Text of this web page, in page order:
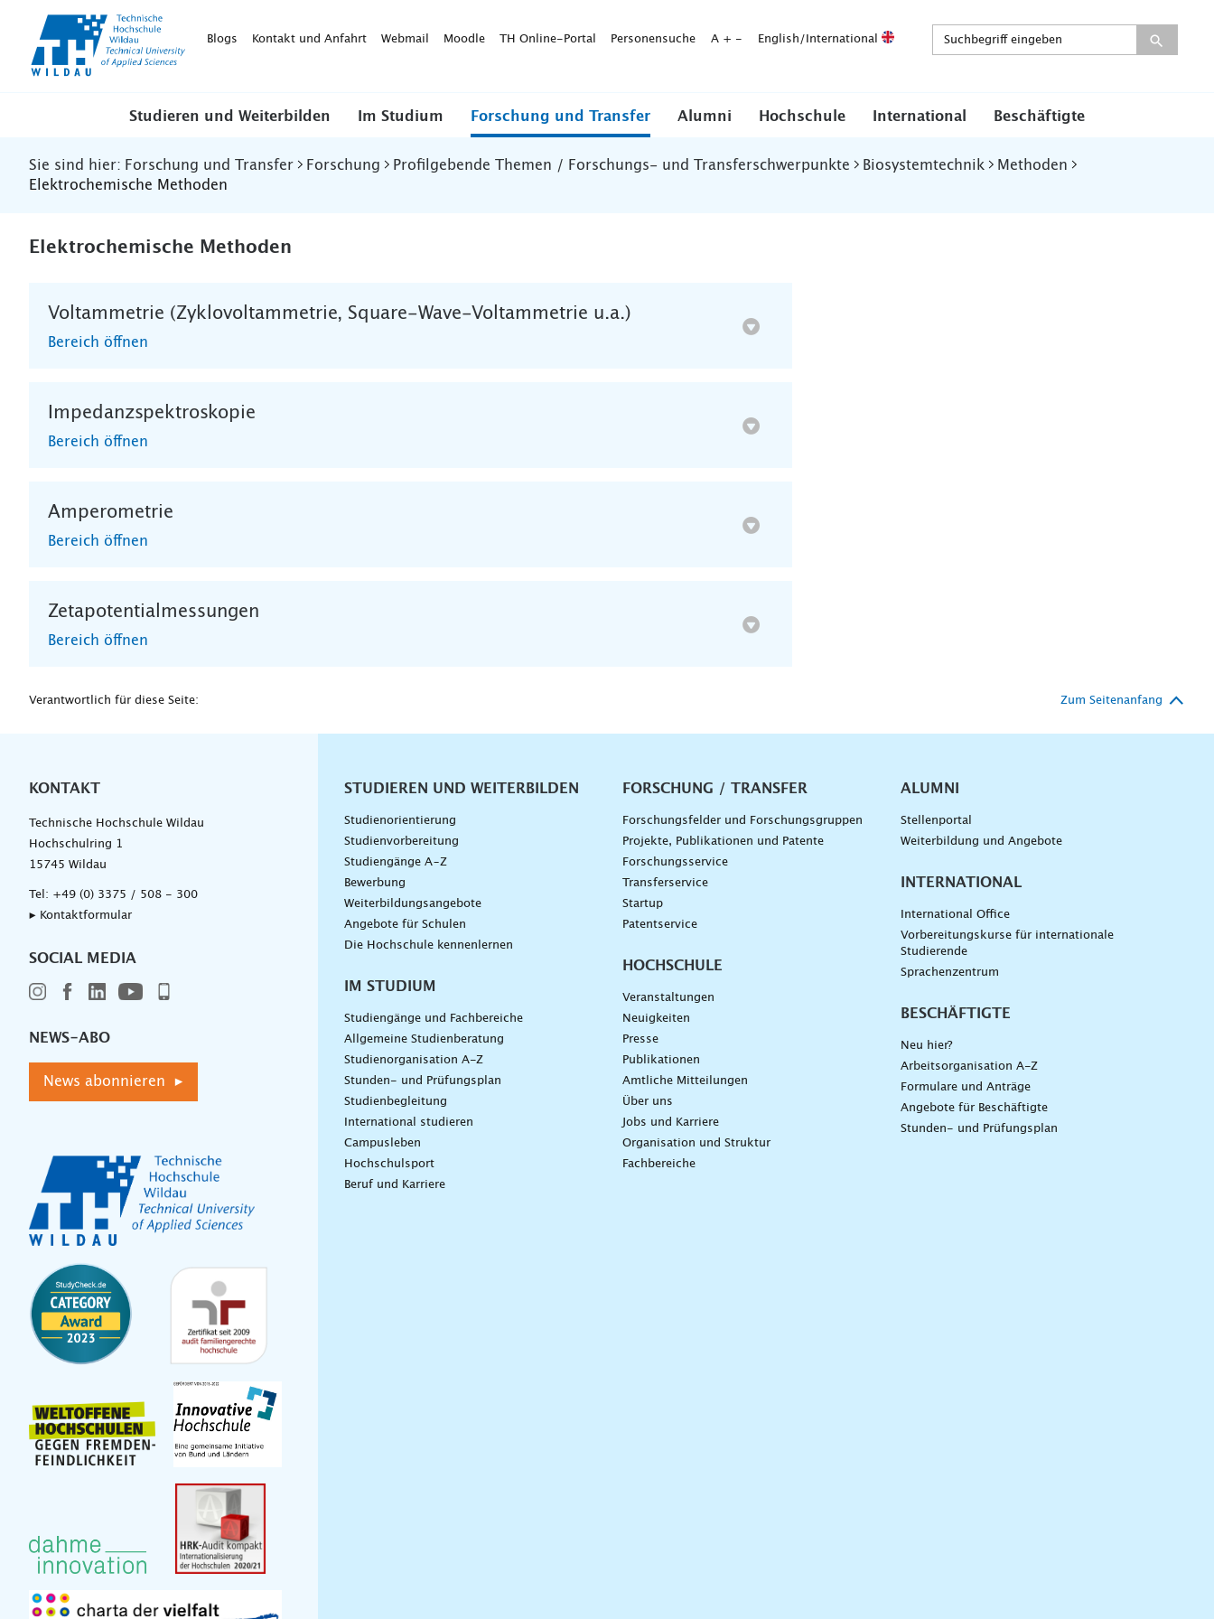
WildauBlogs Kontakt und Anfahrt Webmail Moodle TH Online-Portal Personensuche A + - English/International
Studieren und Weiterbilden Im Studium Forschung und Transfer Alumni Hochschule International Beschäftigte
Sie sind hier: Forschung und Transfer Forschung Profilgebende Themen / Forschungs- und Transferschwerpunkte Biosystemtechnik
Methoden
Elektrochemische Methoden
Elektrochemische Methoden
Voltammetrie (Zyklovoltammetrie, Square-Wave-Voltammetrie u.a.)
Bereich öffnen
Impedanzspektroskopie
Bereich öffnen
Amperometrie
Bereich öffnen
Zetapotentialmessungen
Bereich öffnen
Verantwortlich für diese Seite: Zum Seitenanfang
KONTAKT
Technische Hochschule Wildau
Hochschulring 1
15745 Wildau
Tel: +49 (0) 3375 / 508 - 300
▸ Kontaktformular
SOCIAL MEDIA
NEWS-ABO
News abonnieren ▸
Unternavigation
STUDIEREN UND WEITERBILDEN
Studienorientierung
Studienvorbereitung
Studiengänge A–Z
Bewerbung
Weiterbildungsangebote
Angebote für Schulen
Die Hochschule kennenlernen
IM STUDIUM
Studiengänge und Fachbereiche
Allgemeine Studienberatung
Studienorganisation A-Z
Stunden- und Prüfungsplan
Studienbegleitung
International studieren
Campusleben
Hochschulsport
Beruf und Karriere
FORSCHUNG / TRANSFER
Forschungsfelder und Forschungsgruppen
Projekte, Publikationen und Patente
Forschungsservice
Transferservice
Startup
Patentservice
HOCHSCHULE
Veranstaltungen
Neuigkeiten
Presse
Publikationen
Amtliche Mitteilungen
Über uns
Jobs und Karriere
Organisation und Struktur
Fachbereiche
ALUMNI
Stellenportal
Weiterbildung und Angebote
INTERNATIONAL
International Office
Vorbereitungskurse für internationale
Studierende
Sprachenzentrum
BESCHÄFTIGTE
Neu hier?
Arbeitsorganisation A-Z
Formulare und Anträge
Angebote für Beschäftigte
Stunden- und Prüfungsplan